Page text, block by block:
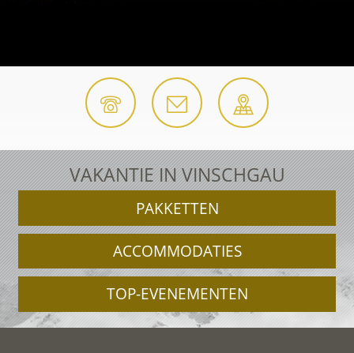
VAKANTIE IN VINSCHGAU
PAKKETTEN
ACCOMMODATIES
TOP-EVENEMENTEN